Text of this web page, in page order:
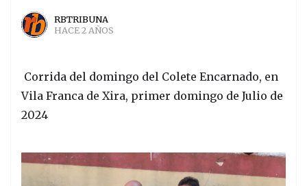
RBTRIBUNA
HACE 2 AÑOS
Corrida del domingo del Colete Encarnado, en
Vila Franca de Xira, primer domingo de Julio de
2024